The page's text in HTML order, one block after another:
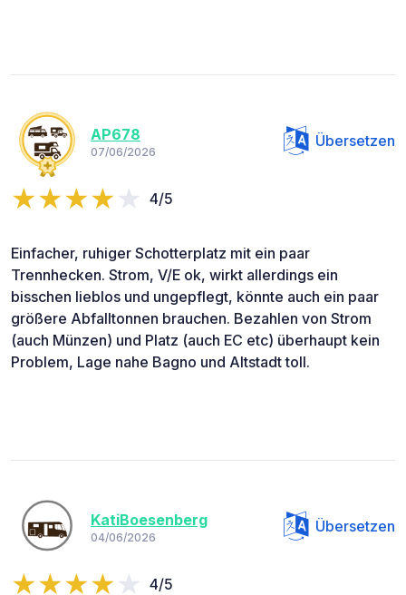
AP678
07/06/2026
Übersetzen
4/5
Einfacher, ruhiger Schotterplatz mit ein paar
Trennhecken. Strom, V/E ok, wirkt allerdings ein
bisschen lieblos und ungepflegt, könnte auch ein paar
größere Abfalltonnen brauchen. Bezahlen von Strom
(auch Münzen) und Platz (auch EC etc) überhaupt kein
Problem, Lage nahe Bagno und Altstadt toll.
KatiBoesenberg
04/06/2026
Übersetzen
4/5